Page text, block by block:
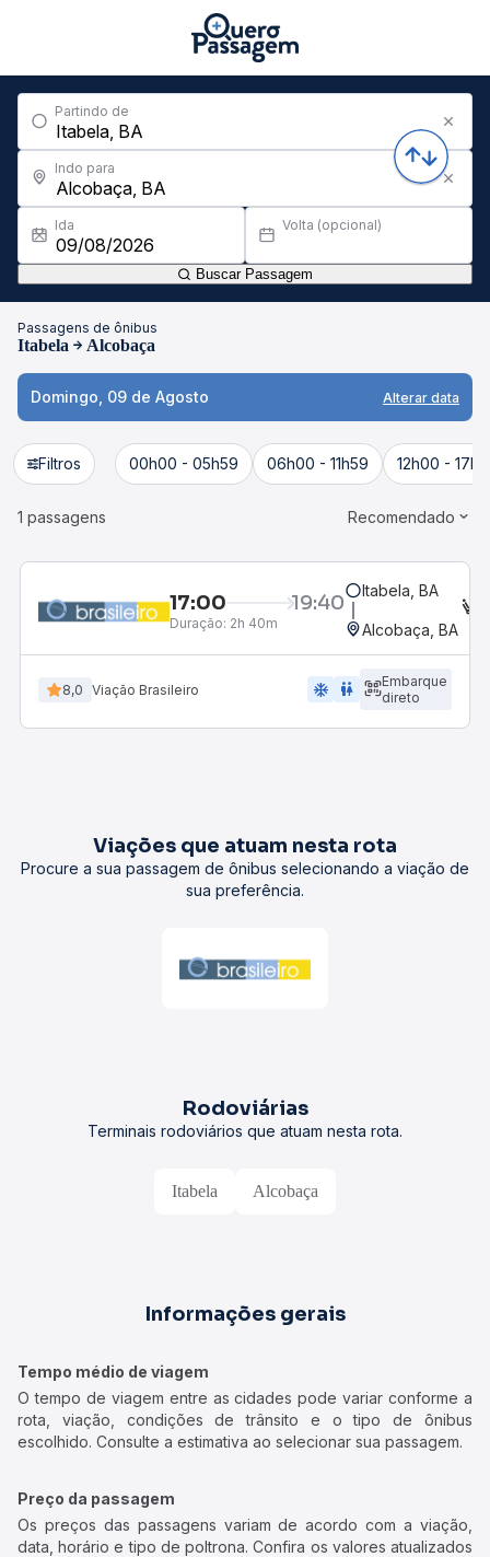
Partindo de
Indo para
Ida Volta (opcional)
Buscar Passagem
Passagens de ônibus
Itabela Alcobaça
Domingo, 09 de Agosto Alterar data
Filtros 00h00 - 05h59 06h00 - 11h59 12h00 -
1 passagens Recomendado
17:00 19:40
Duração: 2h 40m
Itabela, BA
Alcobaça, BA
8,0 Viação Brasileiro ac_unit wc
Embarque
direto
Viações que atuam nesta rota
Procure a sua passagem de ônibus selecionando a viação de
sua preferência.
Rodoviárias
Terminais rodoviários que atuam nesta rota.
Itabela Alcobaça
Informações gerais
Tempo médio de viagem
O tempo de viagem entre as cidades pode variar conforme a
rota, viação, condições de trânsito e o tipo de ônibus
escolhido. Consulte a estimativa ao selecionar sua passagem.
Preço da passagem
Os preços das passagens variam de acordo com a viação,
data, horário e tipo de poltrona. Confira os valores atualizados